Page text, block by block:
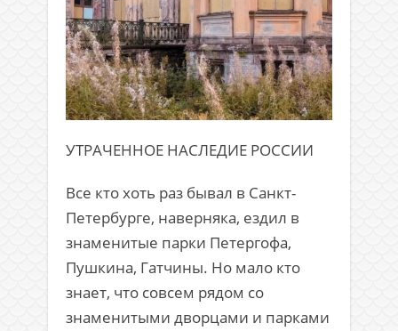
УТРАЧЕННОЕ НАСЛЕДИЕ РОССИИ
Все кто хоть раз бывал в Санкт-
Петербурге, наверняка, ездил в
знаменитые парки Петергофа,
Пушкина, Гатчины. Но мало кто
знает, что совсем рядом со
знаменитыми дворцами и парками